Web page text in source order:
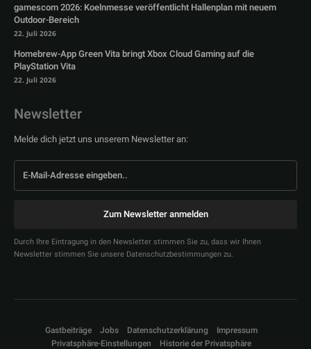
gamescom 2026: Koelnmesse veröffentlicht Hallenplan mit neuem
Outdoor-Bereich
22. Juli 2026
Homebrew-App Green Vita bringt Xbox Cloud Gaming auf die
PlayStation Vita
22. Juli 2026
Newsletter
Melde dich jetzt uns unserem Newsletter an:
Zum Newsletter anmelden
Durch Ihre Eintragung in den Newsletter stimmen Sie zu, dass wir Ihnen
Newsletter stimmen Sie unsere Datenschutzbestimmungen zu.
Gastbeiträge Jobs Datenschutzerklärung
Impressum
Privatsphäre-Einstellungen
Historie der Privatsphäre